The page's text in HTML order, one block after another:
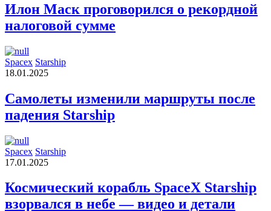
Илон Маск проговорился о рекордной
налоговой сумме
Spacex Starship
18.01.2025
Самолеты изменили маршруты после
падения Starship
Spacex Starship
17.01.2025
Космический корабль SpaceX Starship
взорвался в небе — видео и детали